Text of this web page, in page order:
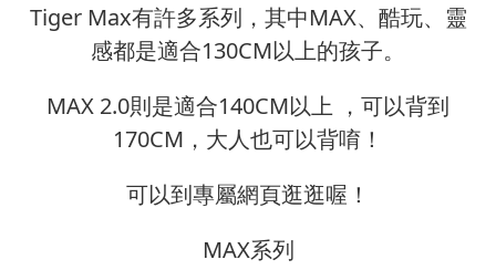
Tiger Max有許多系列，其中MAX、酷玩、靈
感都是適合130CM以上的孩子。
MAX 2.0則是適合140CM以上 ，可以背到
170CM，大人也可以背唷！
可以到專屬網頁逛逛喔！
MAX系列